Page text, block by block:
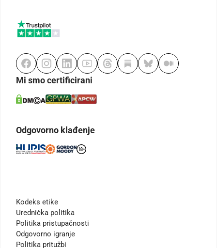
Mi smo certificirani
Odgovorno klađenje
Kodeks etike
Urednička politika
Politika pristupačnosti
Odgovorno igranje
Politika pritužbi